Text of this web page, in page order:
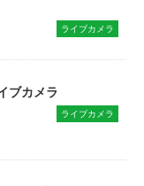
ライブカメラ
ブカメラ
ライブカメラ